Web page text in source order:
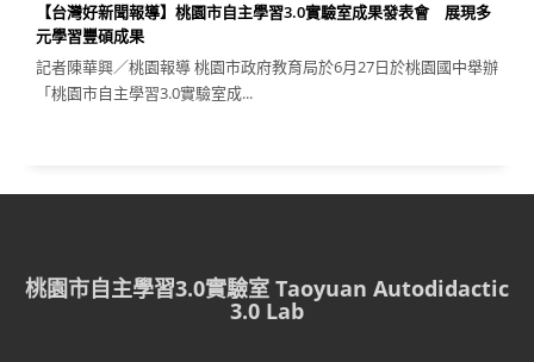
【台灣好新聞報導】桃園市自主學習3.0實驗室成果發表會 展現多
元學習豐碩成果
記者陳華興／桃園報導 桃園市政府教育局於6月27日於桃園國中舉辦
「桃園市自主學習3.0實驗室成...
桃園市自主學習3.0實驗室 Taoyuan Autodidactic
3.0 Lab